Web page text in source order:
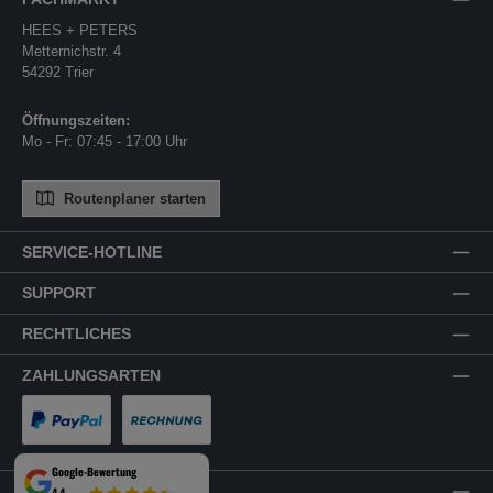
SERVICE-HOTLINE
SUPPORT
RECHTLICHES
ZAHLUNGSARTEN
PayPal Rechnung
HEES + PETERS
Metternichstr. 4
54292 Trier
Öffnungszeiten:
Mo - Fr: 07:45 - 17:00 Uhr
Routenplaner starten
Google-Bewertung